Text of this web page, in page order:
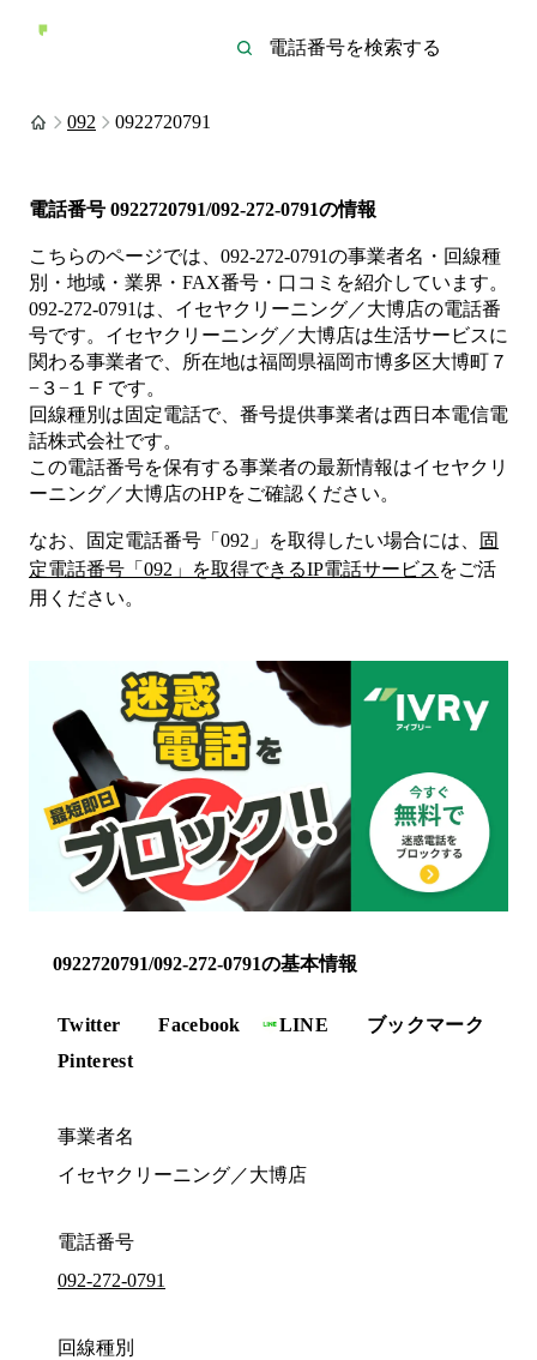
092 0922720791
電話番号 0922720791/092-272-0791の情報
こちらのページでは、 092-272-0791の事業者名・回線種
別・地域・業界・FAX番号・口コミを紹介しています。
092-272-0791 は、 イセヤクリーニング／大博店の電話番
号です。 イセヤクリーニング／大博店は生活サービスに
関わる事業者で、所在地は福岡県福岡市博多区大博町７
−３−１Ｆ です。
回線種別は固定電話で、番号提供事業者は西日本電信電
話株式会社です。
この電話番号を保有する事業者の最新情報はイセヤクリ
ーニング／大博店のHPをご確認ください。
なお、固定電話番号「 092 」を取得したい場合には、
固
定電話番号「 092 」を取得できるIP電話サービス をご活
用ください。
0922720791/092-272-0791の基本情報
Twitter Facebook LINE
ブックマーク
Pinterest
事業者名
イセヤクリーニング／大博店
電話番号
092-272-0791
回線種別